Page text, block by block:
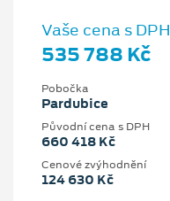
Vaše cena s DPH
535 788 Kč
Pobočka
Pardubice
Původní cena s DPH
660 418 Kč
Cenové zvýhodnění
124 630 Kč